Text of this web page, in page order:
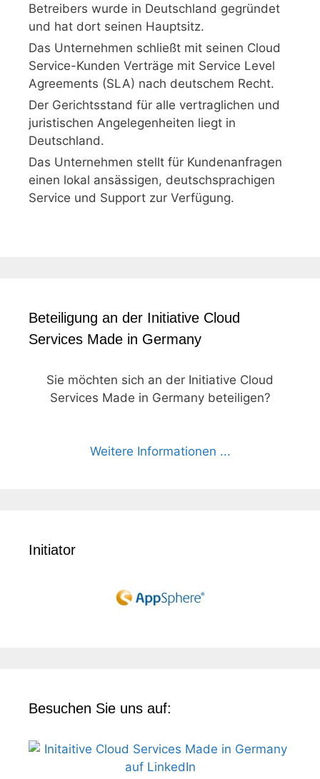
Betreibers wurde in Deutschland gegründet
und hat dort seinen Hauptsitz.
Das Unternehmen schließt mit seinen Cloud
Service-Kunden Verträge mit Service Level
Agreements (SLA) nach deutschem Recht.
Der Gerichtsstand für alle vertraglichen und
juristischen Angelegenheiten liegt in
Deutschland.
Das Unternehmen stellt für Kundenanfragen
einen lokal ansässigen, deutschsprachigen
Service und Support zur Verfügung.
Beteiligung an der Initiative Cloud
Services Made in Germany
Sie möchten sich an der Initiative Cloud
Services Made in Germany beteiligen?
Weitere Informationen ...
Initiator
Besuchen Sie uns auf: